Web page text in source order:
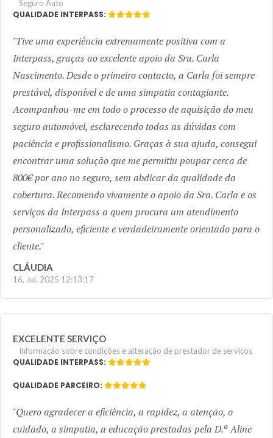
Seguro Auto
QUALIDADE INTERPASS:
Tive uma experiência extremamente positiva com a
Interpass, graças ao excelente apoio da Sra. Carla
Nascimento. Desde o primeiro contacto, a Carla foi sempre
prestável, disponível e de uma simpatia contagiante.
Acompanhou-me em todo o processo de aquisição do meu
seguro automóvel, esclarecendo todas as dúvidas com
paciência e profissionalismo. Graças à sua ajuda, consegui
encontrar uma solução que me permitiu poupar cerca de
800€ por ano no seguro, sem abdicar da qualidade da
cobertura. Recomendo vivamente o apoio da Sra. Carla e os
serviços da Interpass a quem procura um atendimento
personalizado, eficiente e verdadeiramente orientado para o
cliente.
CLÁUDIA
16, Jul, 2025 12:13:17
EXCELENTE SERVIÇO
Informação sobre condições e alteração de prestador de serviços
QUALIDADE INTERPASS:
QUALIDADE PARCEIRO:
Quero agradecer a eficiência, a rapidez, a atenção, o
cuidado, a simpatia, a educação prestadas pela D.ª Aline